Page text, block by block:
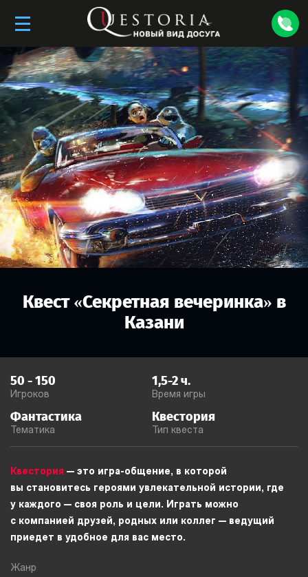
Квест «Секретная вечеринка» в
Казани
50 -150
Игроков
1,5-2ч.
Время игры
Фантастика
Тематика
Квестория
Тип квеста
Квестория — это игра-общение, в которой
вы становитесь героями увлекательной истории, где
у каждого — своя роль и цели. Играть можно
с компанией друзей, родных или коллег — ведущий
приедет в удобное для вас место.
Жанр